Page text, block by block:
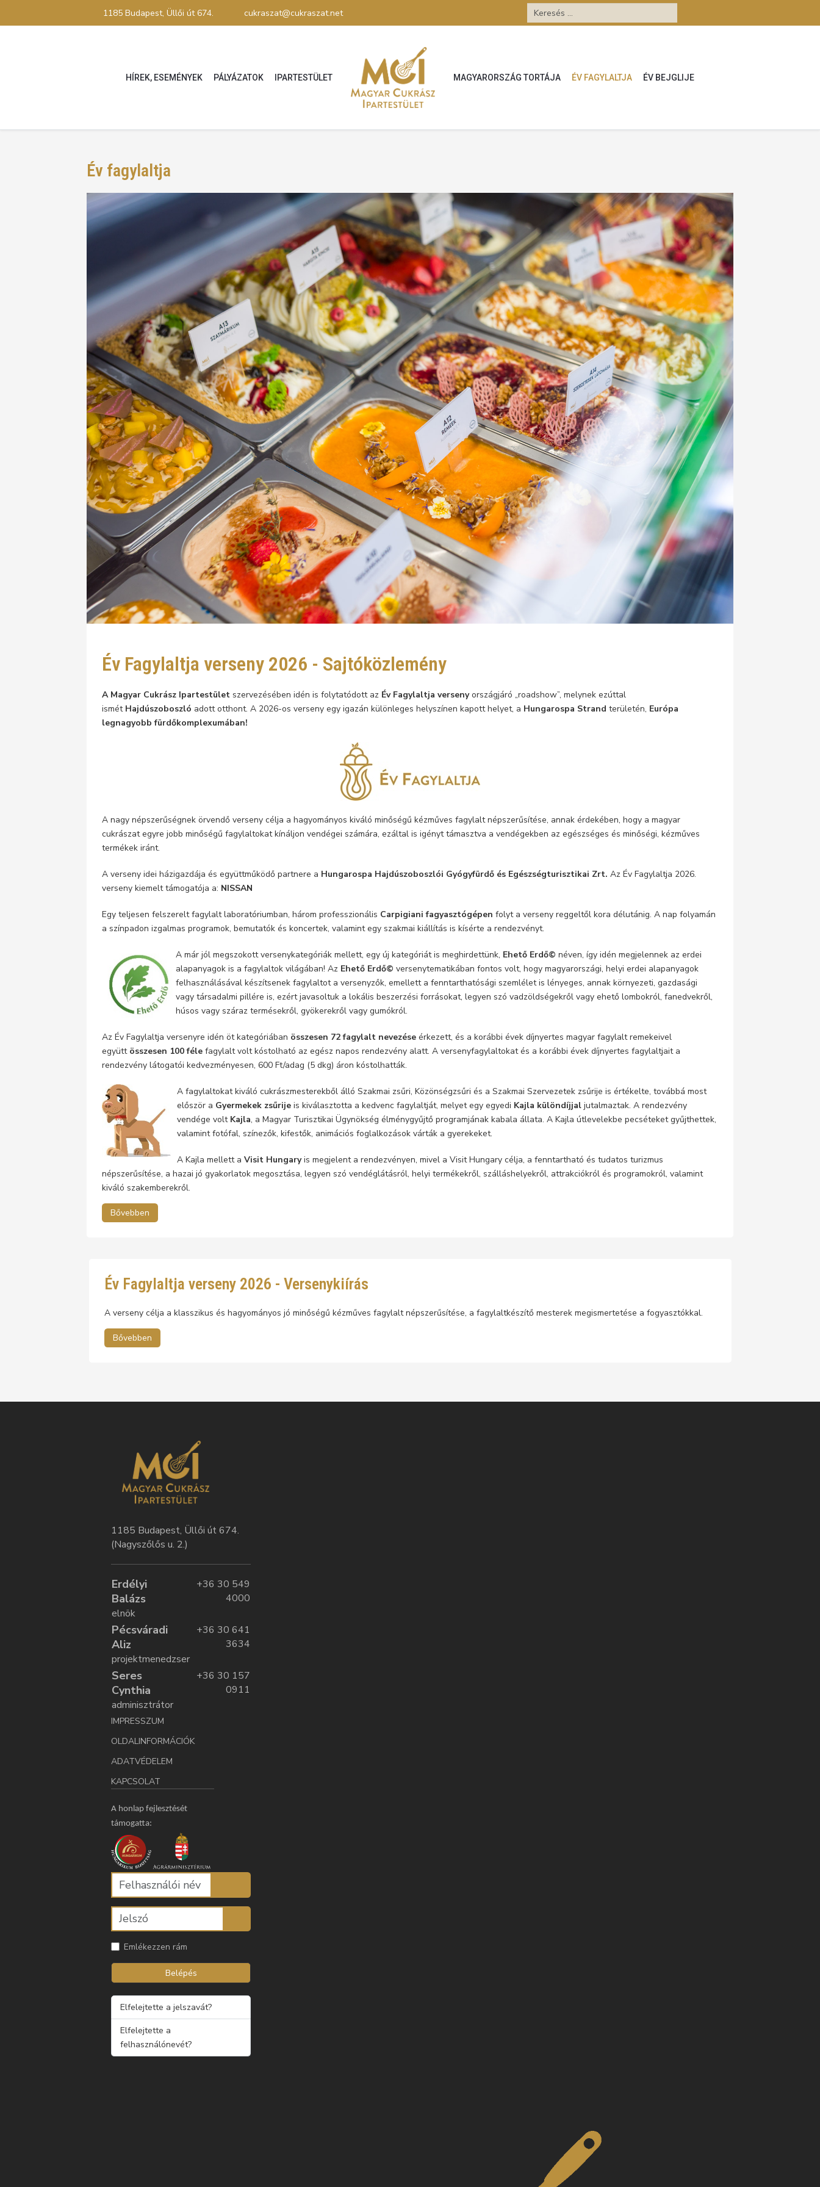
1185 Budapest, Üllői út 674. cukraszat@cukraszat.net
HÍREK, ESEMÉNYEK PÁLYÁZATOK IPARTESTÜLET MAGYARORSZÁG TORTÁJA ÉV FAGYLALTJA ÉV BEJGLIJE
Év fagylaltja
Év Fagylaltja verseny 2026 - Sajtóközlemény
A Magyar Cukrász Ipartestület szervezésében idén is folytatódott az Év Fagylaltja versenyországjáró „roadshow”, melynek ezúttal
ismétHajdúszoboszló adott otthont. A 2026-os verseny egy igazán különleges helyszínen kapott helyet, a Hungarospa Strandterületén, Európa
legnagyobb fürdőkomplexumában!
A nagy népszerűségnek örvendő verseny célja a hagyományos kiváló minőségű kézműves fagylalt népszerűsítése, annak érdekében, hogy a magyar
cukrászat egyre jobb minőségű fagylaltokat kínáljon vendégei számára, ezáltal is igényt támasztva a vendégekben az egészséges és minőségi, kézműves
termékek iránt.
A verseny idei házigazdája és együttműködő partnere a Hungarospa Hajdúszoboszlói Gyógyfürdő és Egészségturisztikai Zrt. Az Év Fagylaltja 2026.
verseny kiemelt támogatója a: NISSAN
Egy teljesen felszerelt fagylalt laboratóriumban, három professzionális Carpigiani fagyasztógépen folyt a verseny reggeltől kora délutánig. A nap folyamán
a színpadon izgalmas programok, bemutatók és koncertek, valamint egy szakmai kiállítás is kísérte a rendezvényt.
A már jól megszokott versenykategóriák mellett, egy új kategóriát is meghirdettünk, Ehető Erdő© néven, így idén megjelennek az erdei
alapanyagok is a fagylaltok világában! Az Ehető Erdő© versenytematikában fontos volt, hogy magyarországi, helyi erdei alapanyagok
felhasználásával készítsenek fagylaltot a versenyzők, emellett a fenntarthatósági szemlélet is lényeges, annak környezeti, gazdasági
vagy társadalmi pillére is, ezért javasoltuk a lokális beszerzési forrásokat, legyen szó vadzöldségekről vagy ehető lombokról, fanedvekről,
húsos vagy száraz termésekről, gyökerekről vagy gumókról.
Az Év Fagylaltja versenyre idén öt kategóriában összesen 72fagylalt nevezéseérkezett, és a korábbi évek díjnyertes magyar fagylalt remekeivel
együtt összesen 100 féle fagylalt volt kóstolható az egész napos rendezvény alatt. A versenyfagylaltokat és a korábbi évek díjnyertes fagylaltjait a
rendezvény látogatói kedvezményesen, 600 Ft/adag (5 dkg) áron kóstolhatták.
A fagylaltokat kiváló cukrászmesterekből álló Szakmai zsűri, Közönségzsűri és a Szakmai Szervezetek zsűrije is értékelte, továbbá most
először a Gyermekek zsűrije is kiválasztotta a kedvenc fagylaltját, melyet egy egyedi Kajla különdíjjal jutalmaztak. A rendezvény
vendége volt Kajla, a Magyar Turisztikai Ügynökség élménygyűjtő programjának kabala állata. A Kajla útlevelekbe pecséteket gyűjthettek,
valamint fotófal, színezők, kifestők, animációs foglalkozások várták a gyerekeket.
A Kajla mellett aVisit Hungaryis megjelent a rendezvényen, mivel a Visit Hungary célja, a fenntartható és tudatos turizmus
népszerűsítése, a hazai jó gyakorlatok megosztása, legyen szó vendéglátásról, helyi termékekről, szálláshelyekről, attrakciókról és programokról, valamint
kiváló szakemberekről.
Bővebben
Év Fagylaltja verseny 2026 - Versenykiírás
A verseny célja a klasszikus és hagyományos jó minőségű kézműves fagylalt népszerűsítése, a fagylaltkészítő mesterek megismertetése a fogyasztókkal.
Bővebben
1185 Budapest, Üllői út 674.
(Nagyszőlős u. 2.)
Erdélyi
Balázs
elnök
+36 30 549
4000
Pécsváradi
Aliz
projektmenedzser
+36 30 641
3634
Seres
Cynthia
adminisztrátor
+36 30 157
0911
IMPRESSZUM
OLDALINFORMÁCIÓK
ADATVÉDELEM
KAPCSOLAT
A honlap fejlesztését
támogatta:
Emlékezzen rám
Belépés
Elfelejtette a jelszavát?
Elfelejtette a
felhasználónevét?